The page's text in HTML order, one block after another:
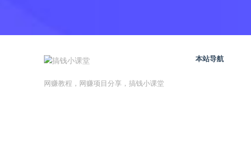
网赚教程，网赚项目分享，搞钱小课堂
本站导航